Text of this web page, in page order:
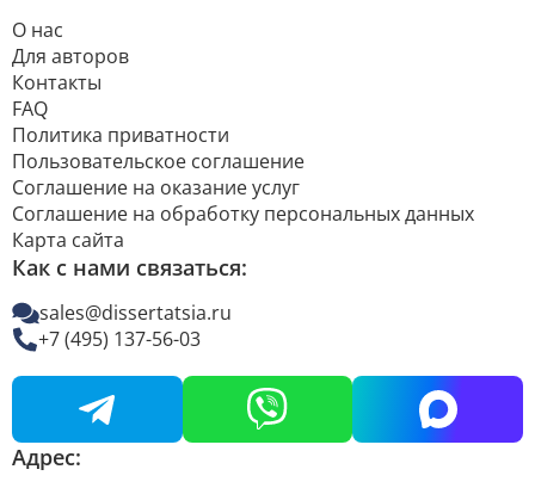
О нас
Для авторов
Контакты
FAQ
Политика приватности
Пользовательское соглашение
Соглашение на оказание услуг
Соглашение на обработку персональных данных
Карта сайта
Как с нами связаться:
sales@dissertatsia.ru
+7 (495) 137-56-03
Адрес: